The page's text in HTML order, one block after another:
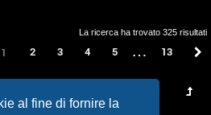
al fine di fornire la
La ricerca ha trovato 325 risultati
di
1 2 3 4 5 … 13